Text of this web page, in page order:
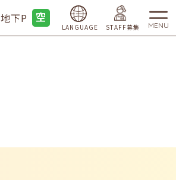
地下P
LANGUAGE STAFF募集 MENU